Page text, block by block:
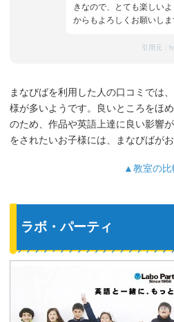
きなので、とても楽しい
からもよろしくお願いしま
引用元：
まなびばを利用した人の口コミでは
様が多いようです。良いところをほ
のため、作品や英語上達に良い影響
をされたいお子様には、まなびばがお
▲教室の比
ラボ・パーティ